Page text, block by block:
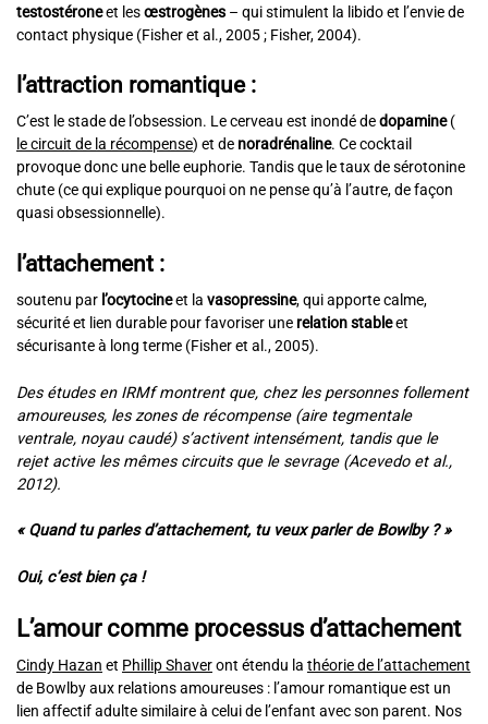
testostéroneet lesœstrogènes – qui stimulent la libido et l’envie de
contact physique (Fisher et al., 2005 ; Fisher, 2004).
l’attraction romantique:
C’est le stade de l’obsession. Le cerveau est inondé dedopamine(
le circuit de la récompense) et de noradrénaline. Ce cocktail
provoque donc une belle euphorie. Tandis que le taux de sérotonine
chute (ce qui explique pourquoi on ne pense qu’à l’autre, de façon
quasi obsessionnelle).
l’attachement :
soutenu par l’ocytocineet la vasopressine, qui apporte calme,
sécurité et lien durable pour favoriser une relation stableet
sécurisante à long terme (Fisher et al., 2005).
Des études en IRMf montrent que, chez les personnes follement
amoureuses, les zones de récompense (aire tegmentale
ventrale, noyau caudé) s’activent intensément, tandis que le
rejet active les mêmes circuits que le sevrage (Acevedo et al.,
2012).
« Quand tu parles d’attachement, tu veux parler de Bowlby ? »
Oui, c’est bien ça !
L’amour comme processus d’attachement
Cindy Hazan et Phillip Shaveront étendu la théorie de l’attachement
de Bowlby aux relations amoureuses : l’amour romantique est un
lien affectif adulte similaire à celui de l’enfant avec son parent. Nos